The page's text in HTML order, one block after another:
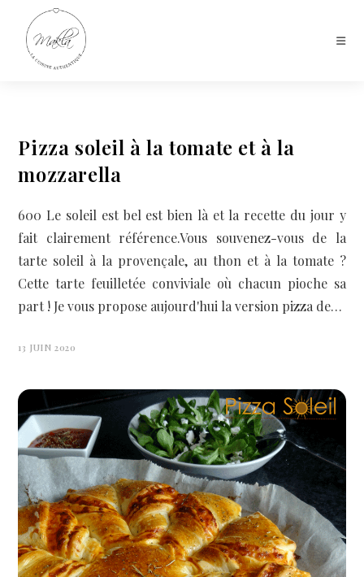
Pizza soleil à la tomate et à la
mozzarella
600 Le soleil est bel est bien là et la recette du jour y
fait clairement référence.Vous souvenez-vous de la
tarte soleil à la provençale, au thon et à la tomate ?
Cette tarte feuilletée conviviale où chacun pioche sa
part ! Je vous propose aujourd'hui la version pizza de…
13 JUIN 2020